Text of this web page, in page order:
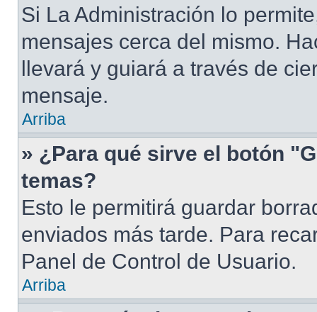
Si La Administración lo
mensajes cerca del mismo.
llevará y guiará a través de
mensaje.
Arriba
» ¿Para qué sirve el botón
temas?
Esto le permitirá guardar
enviados más tarde. Para
Panel de Control de Usuario.
Arriba